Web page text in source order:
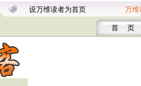
设万维读者为首页 万维
首 页